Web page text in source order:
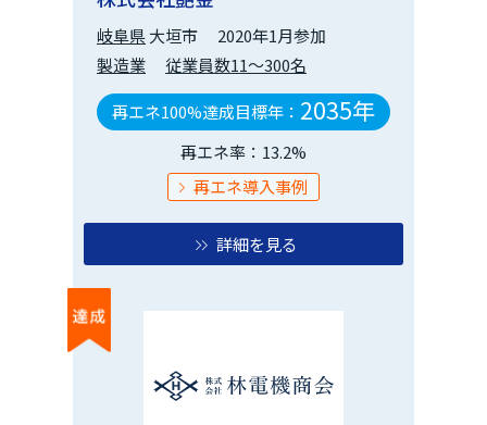
岐阜県大垣市
2020年1月参加
製造業
従業員数11～300名
再エネ100%達成目標年： 2035年
再エネ率：13.2%
再エネ導入事例
詳細を見る